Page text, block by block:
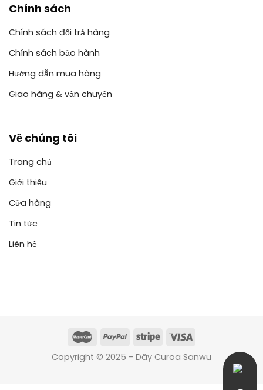
Chính sách
Chính sách đổi trả hàng
Chính sách bảo hành
Hướng dẫn mua hàng
Giao hàng & vận chuyển
Về chúng tôi
Trang chủ
Giới thiệu
Cửa hàng
Tin tức
Liên hệ
Copyright © 2025 - Dây Curoa Sanwu